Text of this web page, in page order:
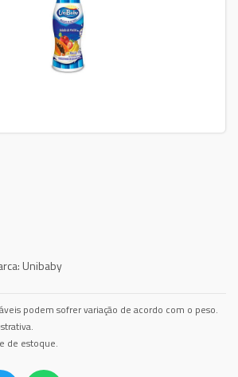
Unibaby
podem sofrer variação de acordo com o peso.
de estoque.